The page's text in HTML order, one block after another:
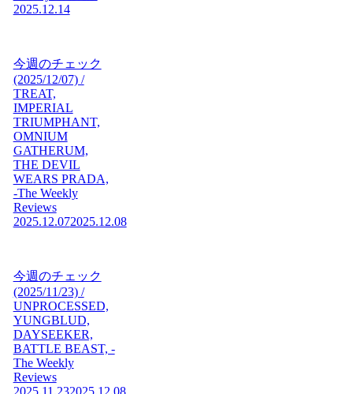
2025.12.14
今週のチェック
(2025/12/07) /
TREAT,
IMPERIAL
TRIUMPHANT,
OMNIUM
GATHERUM,
THE DEVIL
WEARS PRADA,
-The Weekly
Reviews
2025.12.072025.12.08
今週のチェック
(2025/11/23) /
UNPROCESSED,
YUNGBLUD,
DAYSEEKER,
BATTLE BEAST, -
The Weekly
Reviews
2025.11.232025.12.08